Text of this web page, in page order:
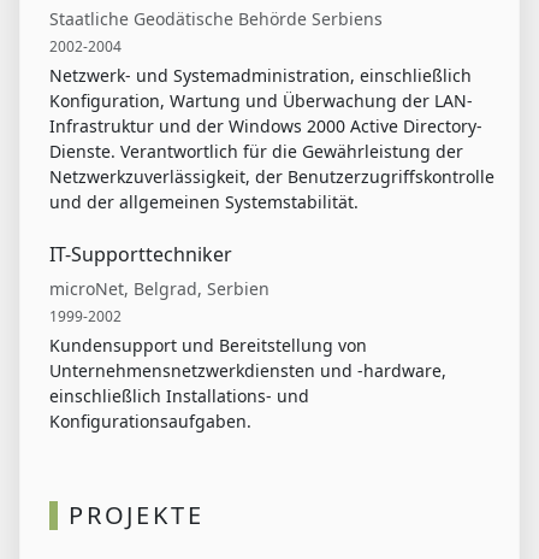
Staatliche Geodätische Behörde Serbiens
2002-2004
Netzwerk- und Systemadministration, einschließlich
Konfiguration, Wartung und Überwachung der LAN-
Infrastruktur und der Windows 2000 Active Directory-
Dienste. Verantwortlich für die Gewährleistung der
Netzwerkzuverlässigkeit, der Benutzerzugriffskontrolle
und der allgemeinen Systemstabilität.
IT-Supporttechniker
microNet, Belgrad, Serbien
1999-2002
Kundensupport und Bereitstellung von
Unternehmensnetzwerkdiensten und -hardware,
einschließlich Installations- und
Konfigurationsaufgaben.
PROJEKTE